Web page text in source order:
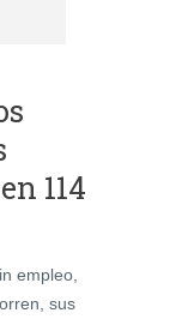
114
empleo,
sus